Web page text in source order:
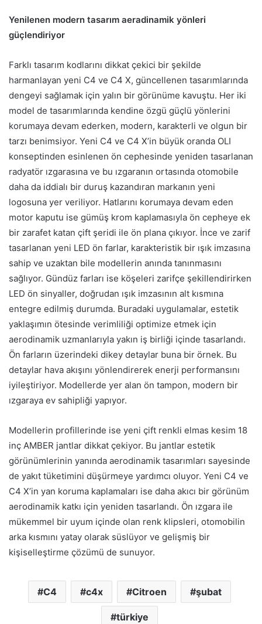
Yenilenen modern tasarım aeradinamik yönleri
güçlendiriyor
Farklı tasarım kodlarını dikkat çekici bir şekilde
harmanlayan yeni C4 ve C4 X, güncellenen tasarımlarında
dengeyi sağlamak için yalın bir görünüme kavuştu. Her iki
model de tasarımlarında kendine özgü güçlü yönlerini
korumaya devam ederken, modern, karakterli ve olgun bir
tarzı benimsiyor. Yeni C4 ve C4 X’in büyük oranda OLI
konseptinden esinlenen ön cephesinde yeniden tasarlanan
radyatör ızgarasına ve bu ızgaranın ortasında otomobile
daha da iddialı bir duruş kazandıran markanın yeni
logosuna yer veriliyor. Hatlarını korumaya devam eden
motor kaputu ise gümüş krom kaplamasıyla ön cepheye ek
bir zarafet katan çift şeridi ile ön plana çıkıyor. İnce ve zarif
tasarlanan yeni LED ön farlar, karakteristik bir ışık imzasına
sahip ve uzaktan bile modellerin anında tanınmasını
sağlıyor. Gündüz farları ise köşeleri zarifçe şekillendirirken
LED ön sinyaller, doğrudan ışık imzasının alt kısmına
entegre edilmiş durumda. Buradaki uygulamalar, estetik
yaklaşımın ötesinde verimliliği optimize etmek için
aerodinamik uzmanlarıyla yakın iş birliği içinde tasarlandı.
Ön farların üzerindeki dikey detaylar buna bir örnek. Bu
detaylar hava akışını yönlendirerek enerji performansını
iyileştiriyor. Modellerde yer alan ön tampon, modern bir
ızgaraya ev sahipliği yapıyor.
Modellerin profillerinde ise yeni çift renkli elmas kesim 18
inç AMBER jantlar dikkat çekiyor. Bu jantlar estetik
görünümlerinin yanında aerodinamik tasarımları sayesinde
de yakıt tüketimini düşürmeye yardımcı oluyor. Yeni C4 ve
C4 X’in yan koruma kaplamaları ise daha akıcı bir görünüm
aerodinamik katkı için yeniden tasarlandı. Ön ızgara ile
mükemmel bir uyum içinde olan renk klipsleri, otomobilin
arka kısmını yatay olarak süslüyor ve gelişmiş bir
kişiselleştirme çözümü de sunuyor.
C4 c4x Citroen şubat
türkiye